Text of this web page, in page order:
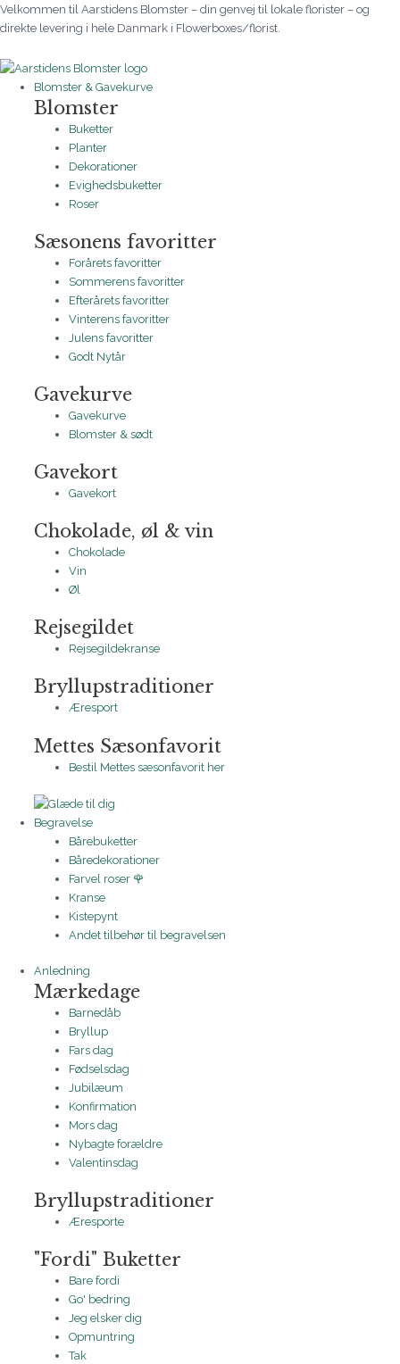
Gå
til
Velkommen til Aarstidens Blomster – din genvej til lokale florister – og
direkte levering i hele Danmark i Flowerboxes/florist.
Blomster & Gavekurve
Blomster
Buketter
Planter
Dekorationer
Evighedsbuketter
Roser
Sæsonens favoritter
Forårets favoritter
Sommerens favoritter
Efterårets favoritter
Vinterens favoritter
Julens favoritter
Godt Nytår
Gavekurve
Gavekurve
Blomster & sødt
Gavekort
Gavekort
Chokolade, øl & vin
Chokolade
Vin
Øl
Rejsegildet
Rejsegildekranse
Bryllupstraditioner
Æresport
Mettes Sæsonfavorit
Bestil Mettes sæsonfavorit her
Begravelse
Bårebuketter
Båredekorationer
Farvel roser 🌹
Kranse
Kistepynt
Andet tilbehør til begravelsen
Anledning
Mærkedage
Barnedåb
Bryllup
Fars dag
Fødselsdag
Jubilæum
Konfirmation
Mors dag
Nybagte forældre
Valentinsdag
Bryllupstraditioner
Æresporte
"Fordi" Buketter
Bare fordi
Go' bedring
Jeg elsker dig
Opmuntring
Tak
Brudebuket
-
design
med
yndlingsblomster
Prisinterval:
500 kr.
1.500 kr.
Prisinterval:
245 kr.
545 kr.
Prisinterval:
700 kr.
2.000 kr.